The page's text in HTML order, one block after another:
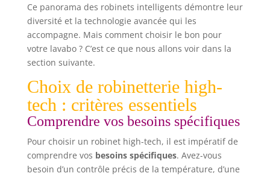
son système de contrôle de débit aide à réduire le
gaspillage d'eau, assurant une utilisation
responsable et durable. Un choix économique qui
ne compromet ni la qualité ni la fonctionnalité.
Ce panorama des robinets intelligents démontre leur
diversité et la technologie avancée qui les
accompagne. Mais comment choisir le bon pour
votre lavabo ? C’est ce que nous allons voir dans la
section suivante.
Choix de robinetterie high-
tech : critères essentiels
Comprendre vos besoins spécifiques
Pour choisir un robinet high-tech, il est impératif de
comprendre vos besoins spécifiques. Avez-vous
besoin d’un contrôle précis de la température, d’une